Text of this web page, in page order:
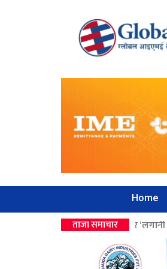
Home
ताजा समाचार
उपहार ‘लगानी बोर्डको सीईओ’ >>